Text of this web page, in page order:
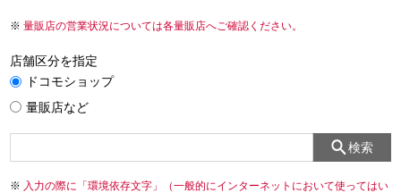
量販店の営業状況については各量販店へご確認ください。
店舗区分を指定
ドコモショップ
量販店など
検索
入力の際に「環境依存文字」（一般的にインターネットにおいて使ってはい